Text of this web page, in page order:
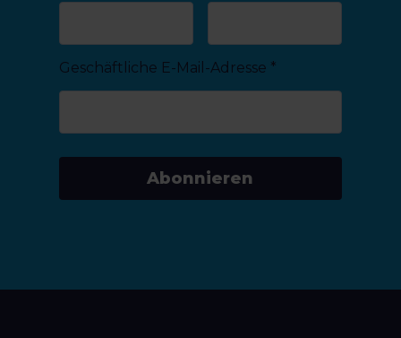
Geschäftliche E-Mail-Adresse *
Abonnieren